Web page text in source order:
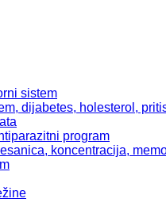
sistem
dijabetes, holesterol,
program
koncentracija,